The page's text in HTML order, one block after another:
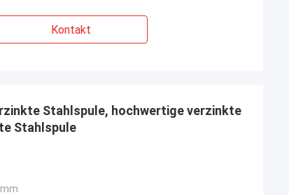
Kontakt
Stahlspule, hochwertige verzinkte
Stahlspule